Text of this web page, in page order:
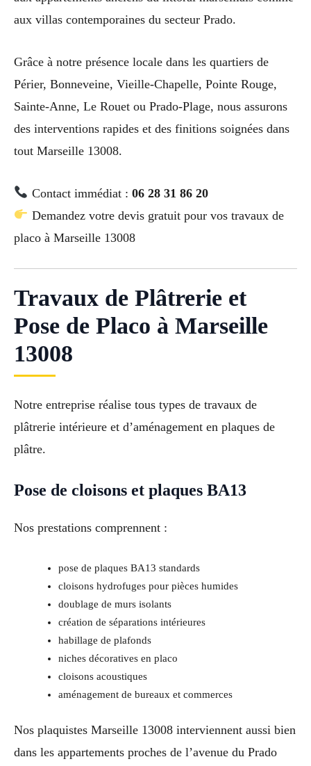
aux villas contemporaines du secteur Prado.
Grâce à notre présence locale dans les quartiers de
Périer, Bonneveine, Vieille-Chapelle, Pointe Rouge,
Sainte-Anne, Le Rouet ou Prado-Plage, nous assurons
des interventions rapides et des finitions soignées dans
tout Marseille 13008.
Contact immédiat : 06 28 31 86 20
Demandez votre devis gratuit pour vos travaux de
placo à Marseille 13008
Travaux de Plâtrerie et
Pose de Placo à Marseille
13008
Notre entreprise réalise tous types de travaux de
plâtrerie intérieure et d’aménagement en plaques de
plâtre.
Pose de cloisons et plaques BA13
Nos prestations comprennent :
pose de plaques BA13 standards
cloisons hydrofuges pour pièces humides
doublage de murs isolants
création de séparations intérieures
habillage de plafonds
niches décoratives en placo
cloisons acoustiques
aménagement de bureaux et commerces
Nos plaquistes Marseille 13008 interviennent aussi bien
dans les appartements proches de l’avenue du Prado